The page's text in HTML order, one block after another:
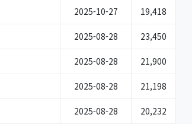
2025-10-27 19,418
2025-08-28 23,450
2025-08-28 21,900
2025-08-28 21,198
2025-08-28 20,232